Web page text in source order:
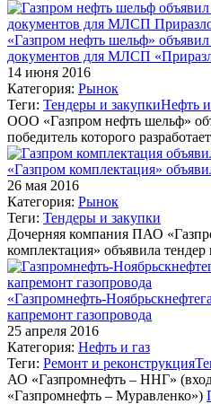
«Газпром нефть шельф» объявил
документов для МЛСП
14 июня 2016
Категория: Рынок
Теги: Тендеры и закупкиНефть и
ООО «Газпром нефть шельф»
победитель которого разработает
«Газпром комплектация»
26 мая 2016
Категория: Рынок
Теги: Тендеры и закупки
Дочерняя компания ПАО
комплектация» объявила тендер
«Газпромнефть-
капремонт газопровода
25 апреля 2016
Категория: Нефть и газ
Теги: Ремонт и реконструкция
АО «Газпромнефть – ННГ»
«Газпромнефть – Муравленко»)